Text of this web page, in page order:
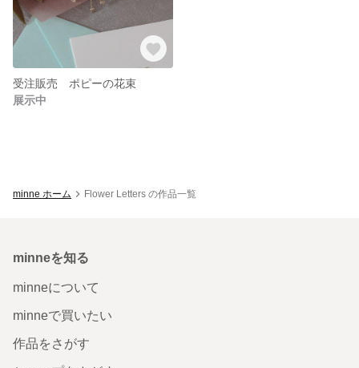
受注販売 ポピーの花束
展示中
minne ホーム Flower Letters の作品一覧
minneを知る
minneについて
minneで買いたい
作品をさがす